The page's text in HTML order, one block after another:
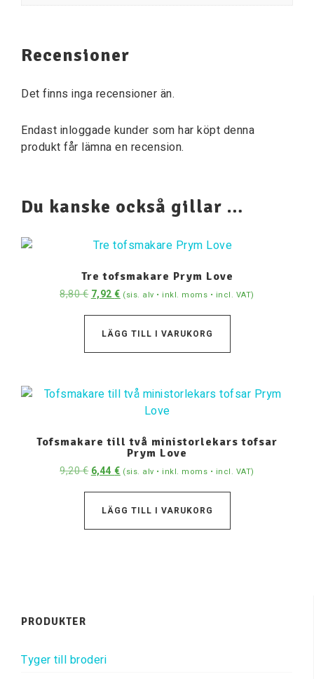
Recensioner
Det finns inga recensioner än.
Endast inloggade kunder som har köpt denna
produkt får lämna en recension.
Du kanske också gillar …
Tre tofsmakare Prym Love
8,80€ 7,92 € (sis. alv • inkl. moms • incl. VAT)
LÄGG TILL I VARUKORG
Tofsmakare till två ministorlekars tofsar
Prym Love
9,20€6,44€ (sis. alv • inkl. moms • incl. VAT)
LÄGG TILL I VARUKORG
PRODUKTER
Tyger till broderi